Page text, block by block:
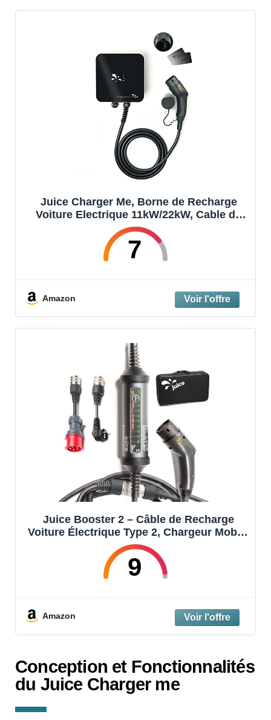
Juice Charger Me, Borne de Recharge
Voiture Electrique 11kW/22kW, Cable de
Recharge Type 2 Compatible avec Tous
Les Véhicules Électriques, Facile à
Installer, Étanche et Résistant, Activé par
7
Amazon
Juice Booster 2 – Câble de Recharge
Voiture Électrique Type 2, Chargeur Mobile
22kW Triphasé, Étanche IP67, Antichoc,
Compatible Prises CEE et Schuko, Idéal
pour Maison et Voyage
9
Amazon
Conception et Fonctionnalités
du Juice Charger me